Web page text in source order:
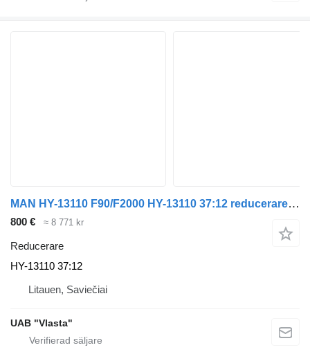
MAN HY-13110 F90/F2000 HY-13110 37:12 reducerare till MAN F90/F2000 dragbil
800 € ≈ 8 771 kr
Reducerare
HY-13110 37:12
Litauen, Saviečiai
UAB "Vlasta"